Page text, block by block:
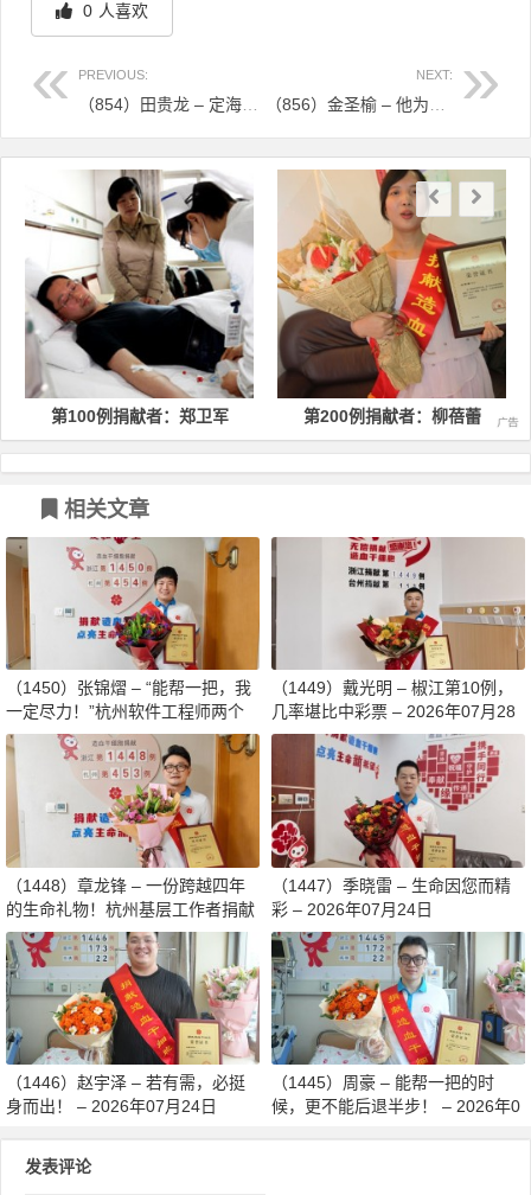
0 人喜欢
PREVIOUS: NEXT:
文章导航
第100例捐献者：郑卫军 第200例捐献者：柳蓓蕾
相关文章
（1450）张锦熠 – “能帮一把，我
一定尽力！”杭州软件工程师两个
月减重13斤赴生命之约 – 2026年0
8月03日
（1449）戴光明 – 椒江第10例，
几率堪比中彩票 – 2026年07月28
日
（1448）章龙锋 – 一份跨越四年
的生命礼物！杭州基层工作者捐献
造血干细胞传递希望 – 2026年07
月27日
（1447）季晓雷 – 生命因您而精
彩 – 2026年07月24日
（1446）赵宇泽 – 若有需，必挺
身而出！ – 2026年07月24日
（1445）周豪 – 能帮一把的时
候，更不能后退半步！ – 2026年0
发表评论